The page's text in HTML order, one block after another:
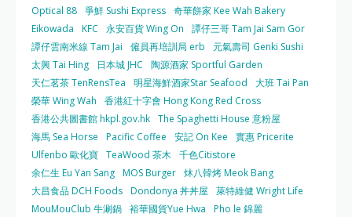
Optical 88 爭鮮 Sushi Express 奇華餅家 Kee Wah Bakery
Eikowada
KFC 永安百貨 Wing On
譚仔三哥 Tam Jai Sam Gor
譚仔雲南米線 Tam Jai
僱員再培訓局 erb
元氣壽司 Genki Sushi
太興 Tai Hing
日本城 JHC
陶源酒家 Sportful Garden
天仁茗茶 TenRensTea
明星海鮮酒家Star Seafood
大班 Tai Pan
榮華 Wing Wah
香港紅十字會 Hong Kong Red Cross
香港公共圖書館 hkpl.gov.hk The Spaghetti House 意粉屋
海馬 Sea Horse
Pacific Coffee 安記 On Kee
實惠 Pricerite
Ulfenbo 歐化寶 TeaWood 茶木 千色Citistore
余仁生 Eu Yan Sang MOS Burger 炑八韓烤 Meok Bang
大昌食品 DCH Foods Dondonya 丼丼屋
萊特維健 Wright Life
MouMouClub 牛涮鍋 裕華國貨Yue Hwa Pho le 錦麗